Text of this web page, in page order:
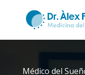
Médico del